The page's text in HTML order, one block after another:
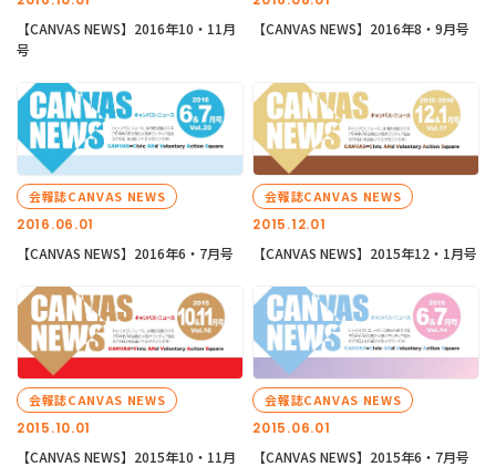
【CANVAS NEWS】2016年10・11月
号
【CANVAS NEWS】2016年8・9月号
2016.06.01
会報誌CANVAS NEWS
【CANVAS NEWS】2016年6・7月号
2015.12.01
会報誌CANVAS NEWS
【CANVAS NEWS】2015年12・1月号
2015.10.01
会報誌CANVAS NEWS
【CANVAS NEWS】2015年10・11月
2015.06.01
会報誌CANVAS NEWS
【CANVAS NEWS】2015年6・7月号